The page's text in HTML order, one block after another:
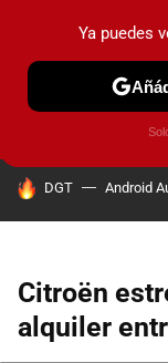
PRUEBAS
HOY SE HABLA DE
DGT Android
Citroën
alquiler
Ya puedes